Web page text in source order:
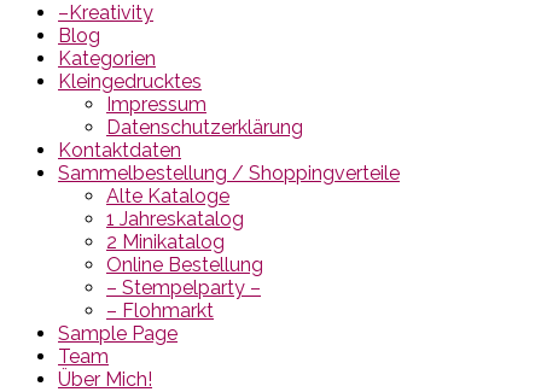
–Kreativity
Blog
Kategorien
Kleingedrucktes
Impressum
Datenschutzerklärung
Kontaktdaten
Sammelbestellung / Shoppingverteile
Alte Kataloge
1 Jahreskatalog
2 Minikatalog
Online Bestellung
– Stempelparty –
– Flohmarkt
Sample Page
Team
Über Mich!